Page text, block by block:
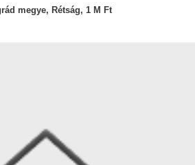
megye, Rétság, 1 M Ft